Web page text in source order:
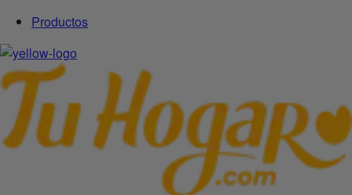
Productos